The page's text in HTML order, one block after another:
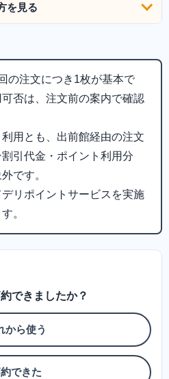
を見る
の注文につき1枚が基本で
否は、注文前の案内で確認
利用とも、出前館経由の注文
引代金・ポイント利用分
です。
デリポイントサービスを実施
。
できましたか？
から使う
できた